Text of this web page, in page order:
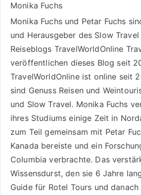
Monika Fuchs
Monika Fuchs und Petar Fuchs
und Herausgeber des Slow Travel
Reiseblogs TravelWorldOnline
veröffentlichen dieses Blog seit
TravelWorldOnline ist online seit
sind Genuss Reisenund
und Slow Travel. Monika Fuchs
ihres Studiums einige Zeit in
zum Teil gemeinsam mit Petar
Kanada bereiste und ein
Columbia verbrachte. Das
Wissensdurst, den sie 6 Jahre
Guide für Rotel Tours und danach